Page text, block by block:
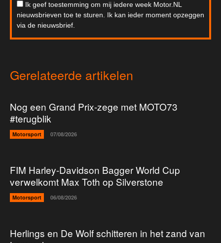
Ik geef toestemming om mij iedere week Motor.NL
nieuwsbrieven toe te sturen. Ik kan ieder moment opzeggen
via de nieuwsbrief.
Gerelateerde artikelen
Nog een Grand Prix-zege met MOTO73
#terugblik
Motorsport 07/08/2026
FIM Harley-Davidson Bagger World Cup
verwelkomt Max Toth op Silverstone
Motorsport 06/08/2026
Herlings en De Wolf schitteren in het zand van